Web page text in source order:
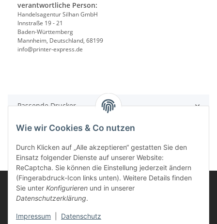
verantwortliche Person:
Handelsagentur Silhan GmbH
Innstraße 19 - 21
Baden-Württemberg
Mannheim, Deutschland, 68199
info@printer-express.de
Passende Drucker
Wie wir Cookies & Co nutzen
Durch Klicken auf „Alle akzeptieren“ gestatten Sie den
Einsatz folgender Dienste auf unserer Website:
ReCaptcha. Sie können die Einstellung jederzeit ändern
(Fingerabdruck-Icon links unten). Weitere Details finden
Sie unter Konfigurieren und in unserer
Datenschutzerklärung.
Impressum Datenschutz